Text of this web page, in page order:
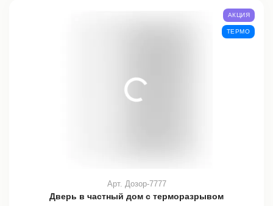
Дверь в частный дом с терморазрывом
Арт. Дозор-7777
АКЦИЯ
ТЕРМО